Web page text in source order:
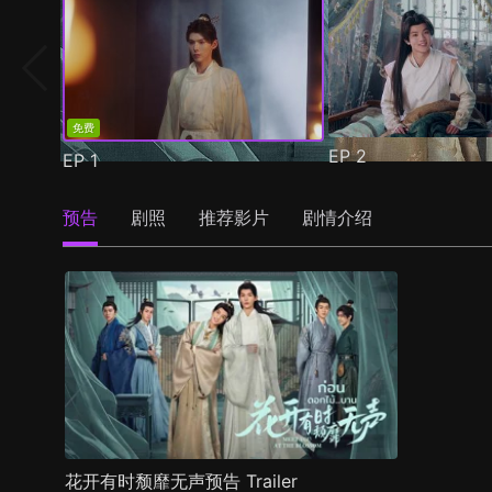
免费
EP1 EP2
预告 剧照 推荐影片 剧情介绍
花开有时颓靡无声预告 Trailer